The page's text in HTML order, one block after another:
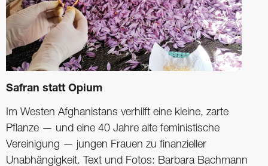
Safran statt Opium
Im Westen Afghanistans verhilft eine kleine, zarte
Pflanze — und eine 40 Jahre alte ­feministische
Vereinigung — jungen Frauen zu finanzieller
Unabhängigkeit. Text und Fotos: Barbara Bachmann